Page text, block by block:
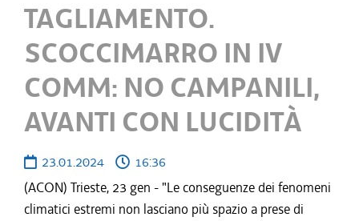
TAGLIAMENTO.
SCOCCIMARRO IN IV
COMM: NO CAMPANILI,
AVANTI CON LUCIDITÀ
23.01.2024
16:36
(ACON) Trieste, 23 gen - "Le conseguenze dei fenomeni
climatici estremi non lasciano più spazio a prese di